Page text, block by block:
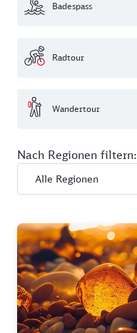
Badespass
Radtour
Wandertour
Nach Regionen filtern: